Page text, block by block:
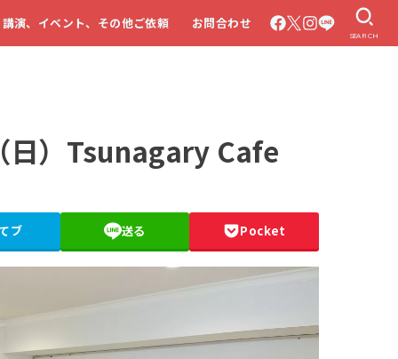
演、イベント、その他ご依頼 お問合わせ
SEARCH
日）Tsunagary Cafe
ブ 送る Pocket